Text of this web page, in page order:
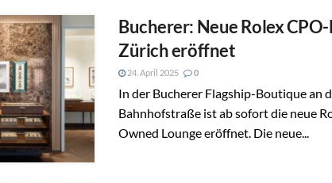
Bucherer: Neue Rolex
Zürich eröffnet
24. April 2025 0
In der Bucherer Flagship-Boutique an
Bahnhofstraße ist ab sofort die neue
Owned Lounge eröffnet. Die neue...